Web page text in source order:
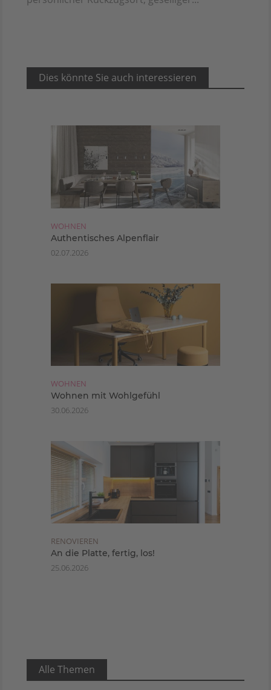
Dies könnte Sie auch interessieren
WOHNEN
Authentisches Alpenflair
02.07.2026
WOHNEN
Wohnen mit Wohlgefühl
30.06.2026
RENOVIEREN
An die Platte, fertig, los!
25.06.2026
Alle Themen